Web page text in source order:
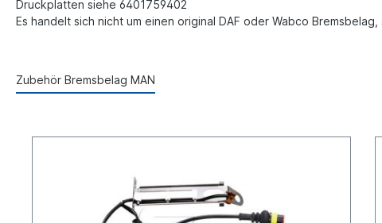
Druckplatten siehe 6401759402
Es handelt sich nicht um einen original DAF oder Wabco
Zubehör Bremsbelag MAN